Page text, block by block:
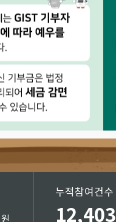
기부리포트
원
누적참여건수
12,403